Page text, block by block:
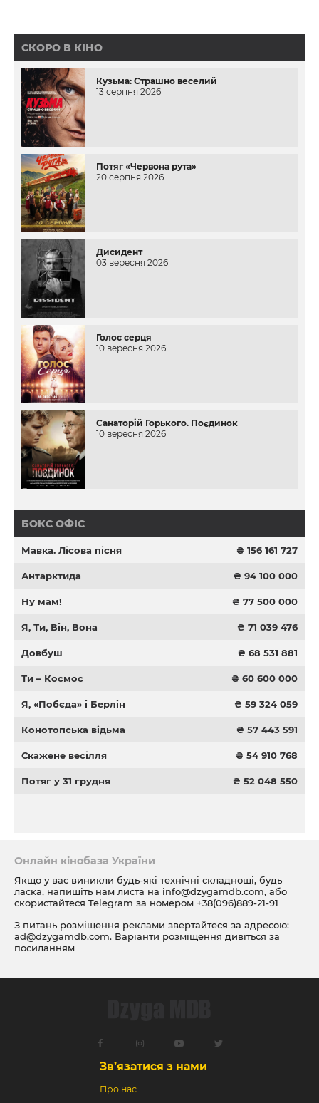
СКОРО В КІНО
Кузьма: Страшно веселий
13 серпня 2026
Потяг «Червона рута»
20 серпня 2026
Дисидент
03 вересня 2026
Голос серця
10 вересня 2026
Санаторій Горького. Поєдинок
10 вересня 2026
БОКС ОФІС
Мавка. Лісова пісня ₴ 156 161 727
Антарктида ₴ 94 100 000
Ну мам! ₴ 77 500 000
Я, Ти, Він, Вона ₴ 71 039 476
Довбуш ₴ 68 531 881
Ти – Космос ₴ 60 600 000
Я, «Побєда» і Берлін ₴ 59 324 059
Конотопська відьма ₴ 57 443 591
Скажене весілля ₴ 54 910 768
Потяг у 31 грудня ₴ 52 048 550
Онлайн кінобаза України
Якщо у вас виникли будь-які технічні складнощі, будь
ласка, напишіть нам листа на info@dzygamdb.com, або
скористайтеся Telegram за номером +38(096)889-21-91
З питань розміщення реклами звертайтеся за адресою:
ad@dzygamdb.com. Варіанти розміщення дивіться за
посиланням
Зв’язатися з нами
Про нас